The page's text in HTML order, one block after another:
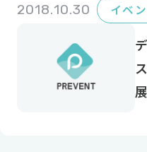
2018.10.30 イベ